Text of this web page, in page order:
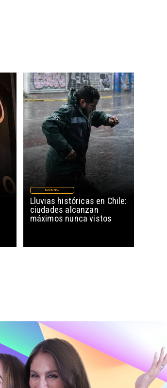
Lluvias históricas en Chile:
ciudades alcanzan
máximos nunca vistos
NACIONAL